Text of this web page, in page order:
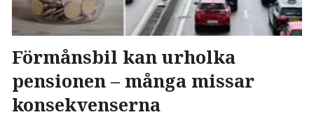
Förmånsbil kan urholka
pensionen – många missar
konsekvenserna